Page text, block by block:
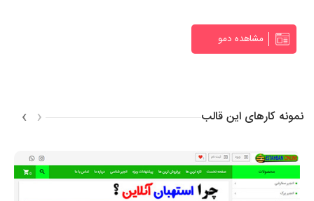
مشاهده دمو
نمونه کارهای این قالب ‹
›